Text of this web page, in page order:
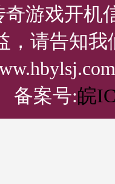
游戏开机
，请告知
备案号:皖